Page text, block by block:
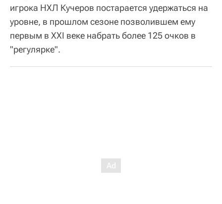
игрока НХЛ Кучеров постарается удержаться на
уровне, в прошлом сезоне позволившем ему
первым в XXI веке набрать более 125 очков в
"регулярке".